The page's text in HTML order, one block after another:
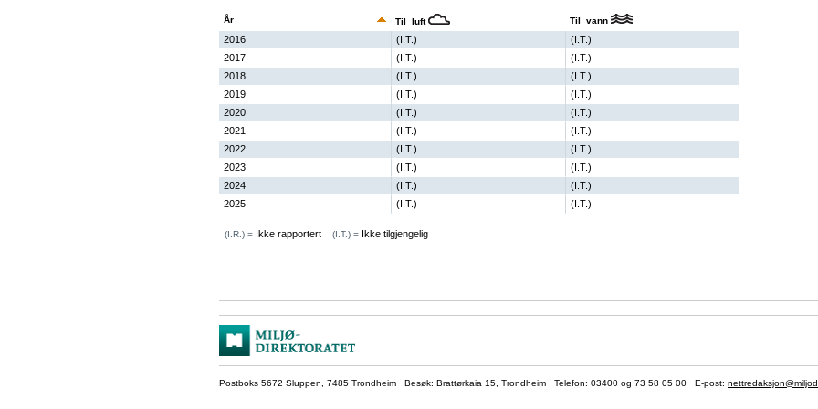
År Til luft Til vann
2016 (I.T.)
(I.T.)
2017
(I.T.)
(I.T.)
2018
(I.T.)
(I.T.)
2019
(I.T.)
(I.T.)
2020
(I.T.)
(I.T.)
2021
(I.T.)
(I.T.)
2022
(I.T.)
(I.T.)
2023
(I.T.)
(I.T.)
2024
(I.T.)
(I.T.)
2025
(I.T.) (I.T.)
(I.R.) = Ikke rapportert (I.T.) = Ikke tilgjengelig
Postboks 5672 Sluppen, 7485 Trondheim Besøk: Brattørkaia 15, Trondheim Telefon: 03400 og 73 58 05 00 E-post: